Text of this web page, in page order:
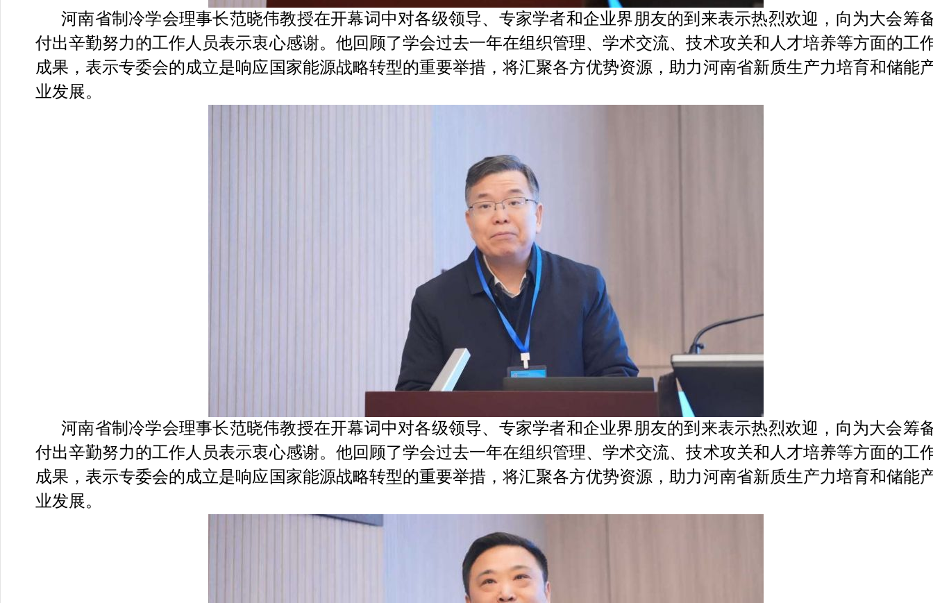
河南省制冷学会理事长范晓伟教授在开幕词中对各级领导、专家学者和企业界朋友的到来表示热烈欢迎，向为大会筹
付出辛勤努力的工作人员表示衷心感谢。他回顾了学会过去一年在组织管理、学术交流、技术攻关和人才培养等方面的工
成果，表示专委会的成立是响应国家能源战略转型的重要举措，将汇聚各方优势资源，助力河南省新质生产力培育和储能
业发展。
河南省制冷学会理事长范晓伟教授在开幕词中对各级领导、专家学者和企业界朋友的到来表示热烈欢迎，向为大会筹
付出辛勤努力的工作人员表示衷心感谢。他回顾了学会过去一年在组织管理、学术交流、技术攻关和人才培养等方面的工
成果，表示专委会的成立是响应国家能源战略转型的重要举措，将汇聚各方优势资源，助力河南省新质生产力培育和储能
业发展。